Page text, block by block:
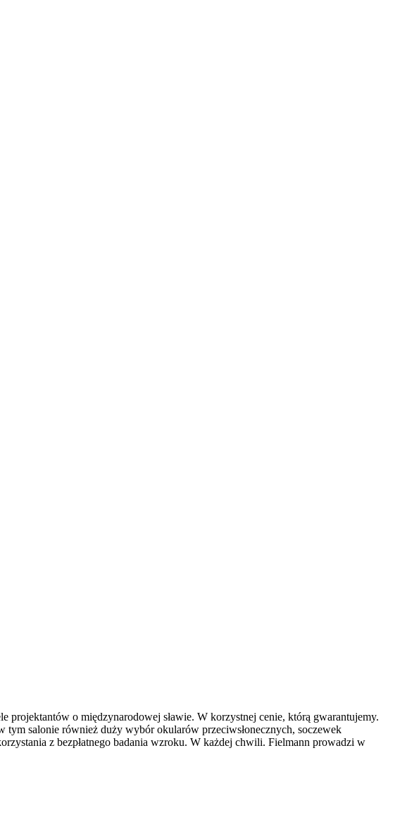
projektantów o międzynarodowej sławie. W korzystnej cenie, którą gwarantujemy.
salonie również duży wybór okularów przeciwsłonecznych, soczewek
z bezpłatnego badania wzroku. W każdej chwili. Fielmann prowadzi w